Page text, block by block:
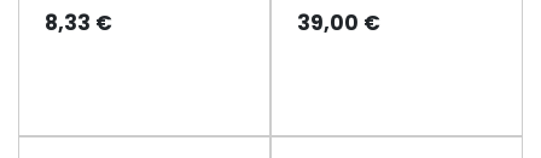
8,33 € 39,00 €